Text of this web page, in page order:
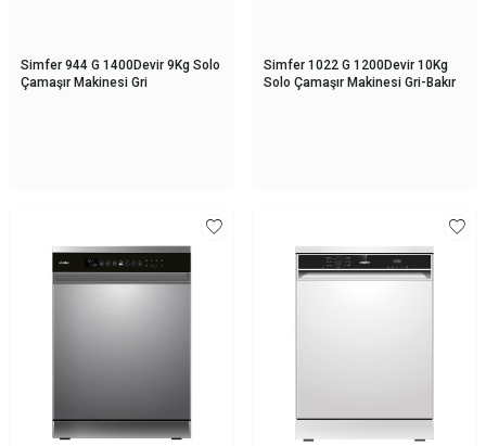
Simfer 944 G 1400Devir 9Kg Solo
Çamaşır Makinesi Gri
Simfer 1022 G 1200Devir 10Kg
Solo Çamaşır Makinesi Gri-Bakır